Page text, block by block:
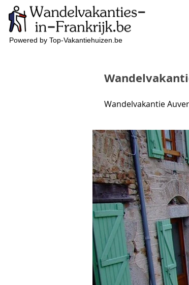
Powered by Top-Vakantiehuizen.be
Wandelvakantie